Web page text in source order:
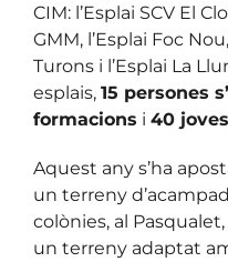
CIM: l’Esplai SCV El
GMM, l’Esplai Foc
Turons i l’Esplai La
esplais, 15 persones
formacions i 40
Aquest any s’ha
un terreny
colònies, al
un terreny adaptat